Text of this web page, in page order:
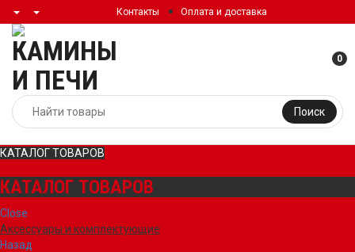
Контакты Оплата и доставка
Поиск
0
КАТАЛОГ ТОВАРОВ
КАТАЛОГ ТОВАРОВ
Close
Аксессуары и комплектующие
Назад